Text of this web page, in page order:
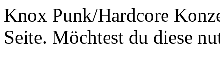
Knox Punk/Hardcore
Seite. Möchtest du diese